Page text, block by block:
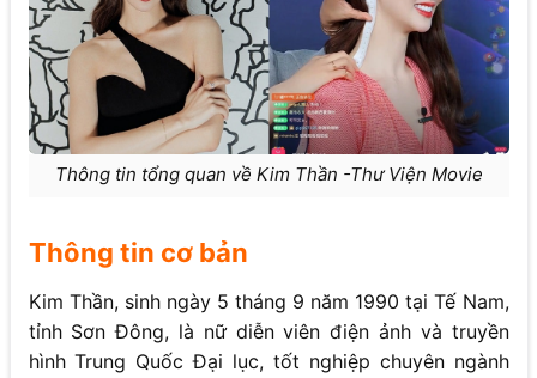
Thông tin tổng quan về Kim Thần -Thư Viện Movie
Thông tin cơ bản
Kim Thần, sinh ngày 5 tháng 9 năm 1990 tại Tế Nam,
tỉnh Sơn Đông, là nữ diễn viên điện ảnh và truyền
hình Trung Quốc Đại lục, tốt nghiệp chuyên ngành